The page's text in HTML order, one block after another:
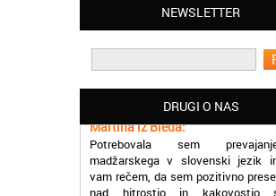
NEWSLETTER
DRUGI O NAS
Matjaž iz Ajdovščine:
Lahko pohvalim vse zaposlene v
Oxford, ker so resnično
prevajalske storitve opravljajo
Potrebovala sem
madžarskega v slovenski jezik
vam rečem, da sem pozitivno
nad hitrostjo in kakovostjo